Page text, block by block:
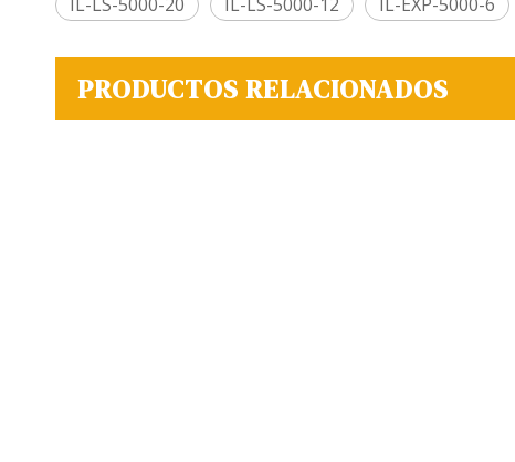
PRODUCTOS RELACIONADOS